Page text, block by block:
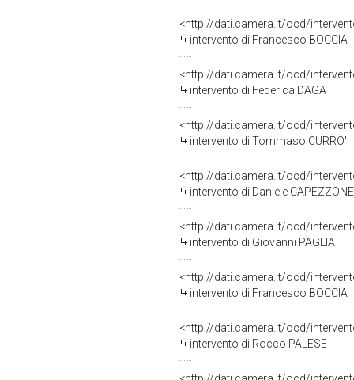
<http://dati.camera.it/ocd/
intervento di Francesco BOCCIA
<http://dati.camera.it/ocd/
intervento di Federica DAGA
<http://dati.camera.it/ocd/
intervento di Tommaso CURRO'
<http://dati.camera.it/ocd/
intervento di Daniele CAPEZZONE
<http://dati.camera.it/ocd/
intervento di Giovanni PAGLIA
<http://dati.camera.it/ocd/
intervento di Francesco BOCCIA
<http://dati.camera.it/ocd/
intervento di Rocco PALESE